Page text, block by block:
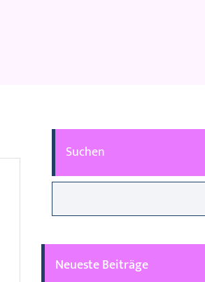
Suchen
Neueste Beiträge